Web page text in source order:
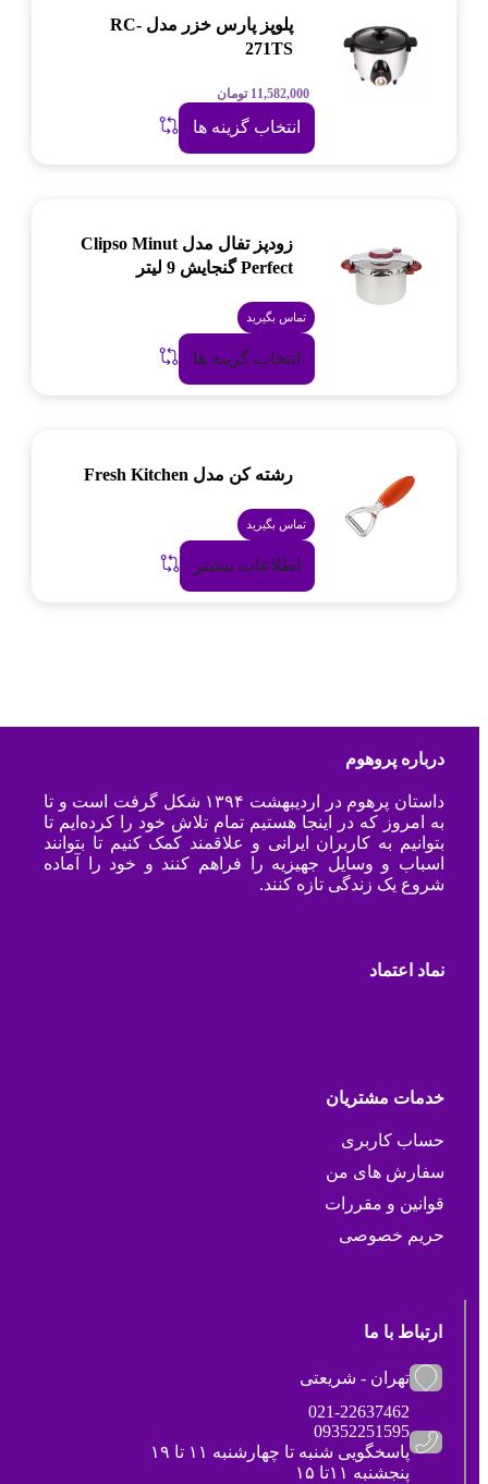
پلوپز پارس خزر مدل RC-
271TS
11,582,000 تومان
انتخاب گزینه ها
زودپز تفال مدل Clipso Minut
Perfect گنجایش 9 لیتر
تماس بگیرید
انتخاب گزینه ها
رشته کن مدل Fresh Kitchen
تماس بگیرید
اطلاعات بیشتر
درباره پروهوم
داستان پرهوم در اردیبهشت ۱۳۹۴ شکل گرفت است و تا
به امروز که در اینجا هستیم تمام تلاش خود را کرده‌ایم تا
بتوانیم به کاربران ایرانی و علاقمند کمک کنیم تا بتوانند
اسباب و وسایل جهیزیه را فراهم کنند و خود را آماده
شروع یک زندگی تازه کنند.
نماد اعتماد
خدمات مشتریان
حساب کاربری
سفارش های من
قوانین و مقررات
حریم خصوصی
ارتباط با ما
تهران - شریعتی
021-22637462
09352251595
پاسخگویی شنبه تا چهارشنبه ۱۱ تا ۱۹
پنجشنبه ۱۱تا ۱۵